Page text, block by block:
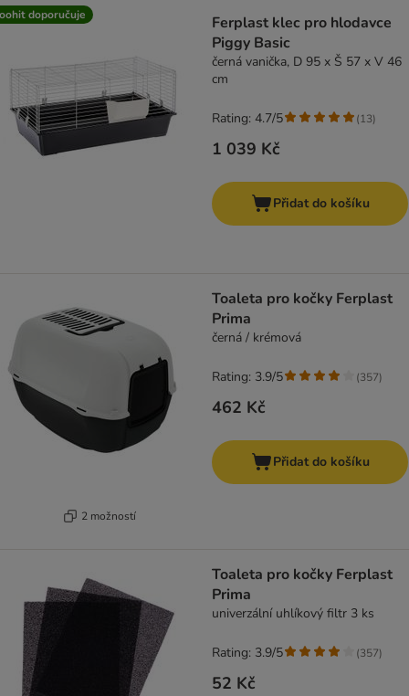
doporučuje
Ferplast klec pro hlodavce
Piggy Basic
černá vanička, D 95 x Š 57 x V 46
cm
1 039 Kč
Rating: 4.7/5 (13)
Přidat do košíku
2 možností
Toaleta pro kočky Ferplast
Prima
černá / krémová
462 Kč
Rating: 3.9/5 (357)
Přidat do košíku
Toaleta pro kočky Ferplast
Prima
univerzální uhlíkový filtr 3 ks
52 Kč
Rating: 3.9/5 (357)